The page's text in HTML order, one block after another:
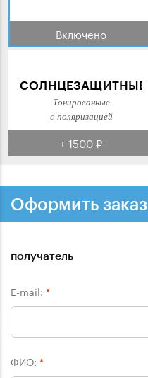
Включено
СОЛНЦЕЗАЩИТНЫЕ
Тонированные
с поляризацией
+ 1500 ₽
Оформить заказ
получатель
E-mail: *
ФИО: *